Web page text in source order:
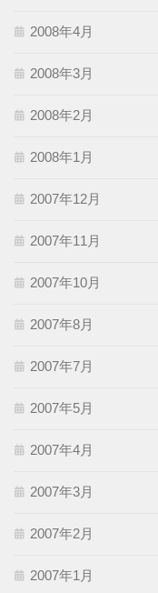
2008年4月
2008年3月
2008年2月
2008年1月
2007年12月
2007年11月
2007年10月
2007年8月
2007年7月
2007年5月
2007年4月
2007年3月
2007年2月
2007年1月